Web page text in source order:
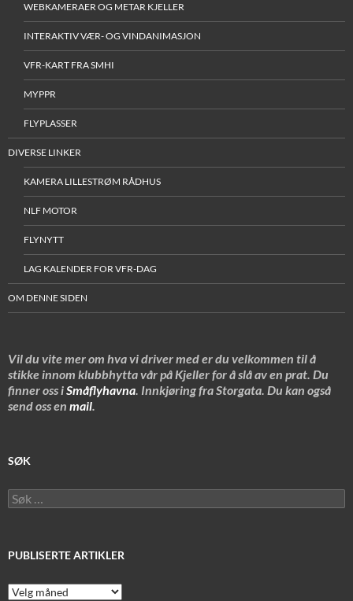
WEBKAMERAER OG METAR KJELLER
INTERAKTIV VÆR- OG VINDANIMASJON
VFR-KART FRA SMHI
MYPPR
FLYPLASSER
DIVERSE LINKER
KAMERA LILLESTRØM RÅDHUS
NLF MOTOR
FLYNYTT
LAG KALENDER FOR VFR-DAG
OM DENNE SIDEN
Vil du vite mer om hva vi driver med er du velkommen til å
stikke innom klubbhytta vår på Kjeller for å slå av en prat. Du
finner oss iSmåflyhavna. Innkjøring fra Storgata. Du kan også
send oss en mail.
SØK
Søk
etter:
PUBLISERTE ARTIKLER
Publiserte